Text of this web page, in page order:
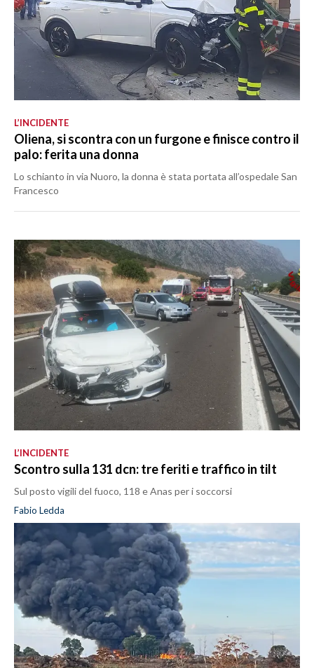
L’INCIDENTE
Oliena, si scontra con un furgone e finisce contro il
palo: ferita una donna
Lo schianto in via Nuoro, la donna è stata portata all’ospedale San
Francesco
L’INCIDENTE
Scontro sulla 131 dcn: tre feriti e traffico in tilt
Sul posto vigili del fuoco, 118 e Anas per i soccorsi
Fabio Ledda